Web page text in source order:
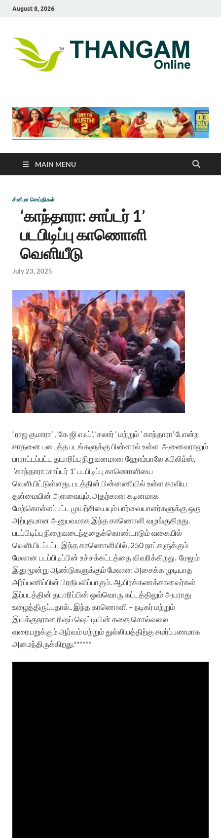
August 8, 2026
MAIN MENU
சினிமா செய்திகள்
‘காந்தாரா: சாப்டர் 1’
படபிடிப்பு காணொளி
வெளியீடு
July 23, 2025
‘ ராஜ குமாரா’ , ‘கே ஜி எஃப்’, ‘சலார் ‘ மற்றும் ‘ காந்தாரா’ போன்ற
சாதனை படைத்த படங்களுக்கு பின்னால் உள்ள அனைவராலும்
பாராட்டப்பட்ட தயாரிப்பு நிறுவனமான ஹோம்பாலே ஃபிலிம்ஸ்,
‘காந்தாரா :சாப்டர் 1’ படபிடிப்பு காணொளியை
வெளியிட்டுள்ளது.‌ படத்தின் பின்னணியில் உள்ள காவிய
தன்மையின் அளவையும், அதற்கான கடினமாக
மேற்கொள்ளப்பட்ட முயற்சியையும் பார்வையாளர்களுக்கு ஒரு
அற்புதமான அனுபவமாக இந்த காணொளி வழங்குகிறது.
படப்பிடிப்பு நிறைவடைந்ததைக்கொண்டாடும் வகையில்
வெளியிடப்பட்ட இந்த காணொளியில், 250 நாட்களுக்கும்
மேலான படப்பிடிப்பின் உச்சக்கட்டத்தை விவரிக்கிறது. மேலும்
இது மூன்று ஆண்டுகளுக்கும் மேலான அசைக்க முடியாத
அர்ப்பணிப்பின் பிரதிபலிப்பாகும். ஆயிரக்கணக்கானவர்கள்
இப்படத்தின் தயாரிப்பின் ஒவ்வொரு கட்டத்திலும் அயராது
உழைத்திருப்பதால்.. இந்த காணொளி – நடிகர் மற்றும்
இயக்குநரான ரிஷப் ஷெட்டியின் கதை சொல்லலை
வரையறுக்கும் ஆர்வம் மற்றும் துல்லியத்திற்கு சமர்ப்பணமாக
அமைந்திருக்கிறது.******